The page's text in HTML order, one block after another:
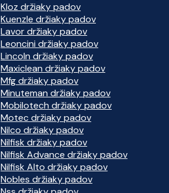
Kloz držiaky padov
Kuenzle držiaky padov
Lavor držiaky padov
Leoncini držiaky padov
Lincoln držiaky padov
Maxiclean držiaky padov
Mfg držiaky padov
Minuteman držiaky padov
Mobilotech držiaky padov
Motec držiaky padov
Nilco držiaky padov
Nilfisk držiaky padov
Nilfisk Advance držiaky padov
Nilfisk Alto držiaky padov
Nobles držiaky padov